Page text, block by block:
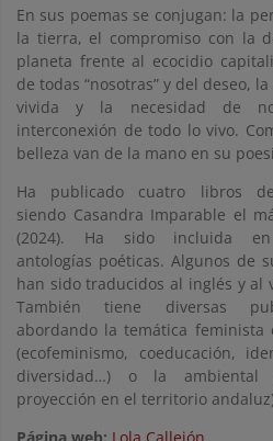
En sus poemas se conjugan: la
la tierra, el compromiso con la
planeta frente al ecocidio
de todas “nosotras” y del deseo,
vivida y la necesidad de
interconexión de todo lo vivo.
belleza van de la mano en su
Ha publicado cuatro libros
siendo Casandra Imparable el
(2024). Ha sido incluida en
antologías poéticas. Algunos de
han sido traducidos al inglés y al
También tiene diversas
abordando la temática feminista
(ecofeminismo, coeducación,
diversidad…) o la ambiental
proyección en el territorio